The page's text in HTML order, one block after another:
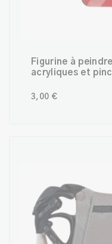
Figurine à
acryliques et
3,00 €